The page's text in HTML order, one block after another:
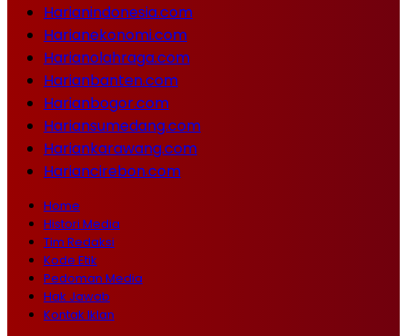
Harianindonesia.com
Harianekonomi.com
Harianolahraga.com
Harianbanten.com
Harianbogor.com
Hariansumedang.com
Hariankarawang.com
Hariancirebon.com
Home
Histori Media
Tim Redaksi
Kode Etik
Pedoman Media
Hak Jawab
Kontak Iklan